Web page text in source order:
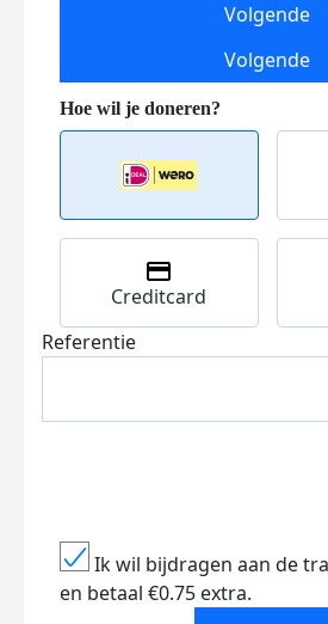
Volgende
Volgende
Creditcard
Referentie
Ik wil bijdragen aan de
en betaal €0.75 extra.